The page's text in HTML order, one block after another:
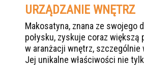
URZĄDZANIE WNĘTRZ
Makosatyna, znana ze swojego
połysku, zyskuje coraz większą
w aranżacji wnętrz, szczególnie
Jej unikalne właściwości nie